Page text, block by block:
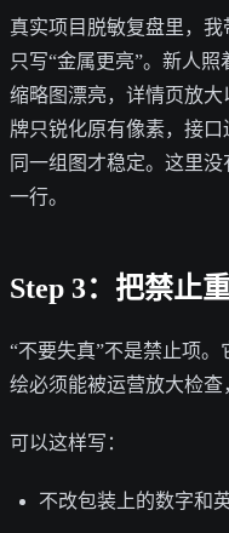
真实项目脱敏复盘里，
只写“金属更亮”。新人照
缩略图漂亮，详情页放
牌只锐化原有像素，接口
同一组图才稳定。这里
一行。
Step 3：把禁止
“不要失真”不是禁止项
绘必须能被运营放大检查
可以这样写：
不改包装上的数字和